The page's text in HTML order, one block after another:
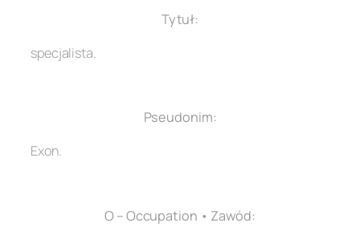
Tytuł:
specjalista.
Pseudonim:
Exon.
O – Occupation • Zawód: